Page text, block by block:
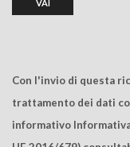
Con l'invio di questa
trattamento dei dati
informativo